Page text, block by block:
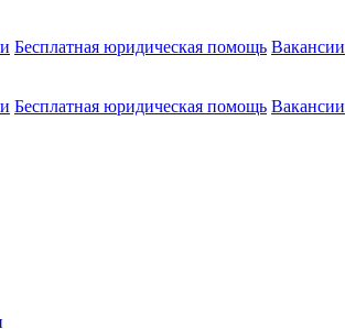
Бесплатная юридическая помощь Вакансии
Бесплатная юридическая помощь Вакансии